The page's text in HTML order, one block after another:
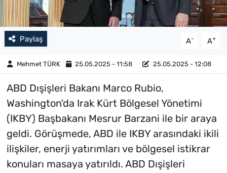
Paylaş A- A+
Mehmet TÜRK 25.05.2025 - 11:58 25.05.2025 - 12:08
ABD Dışişleri Bakanı Marco Rubio,
Washington'da Irak Kürt Bölgesel Yönetimi
(IKBY) Başbakanı Mesrur Barzani ile bir araya
geldi. Görüşmede, ABD ile IKBY arasındaki ikili
ilişkiler, enerji yatırımları ve bölgesel istikrar
konuları masaya yatırıldı. ABD Dışişleri